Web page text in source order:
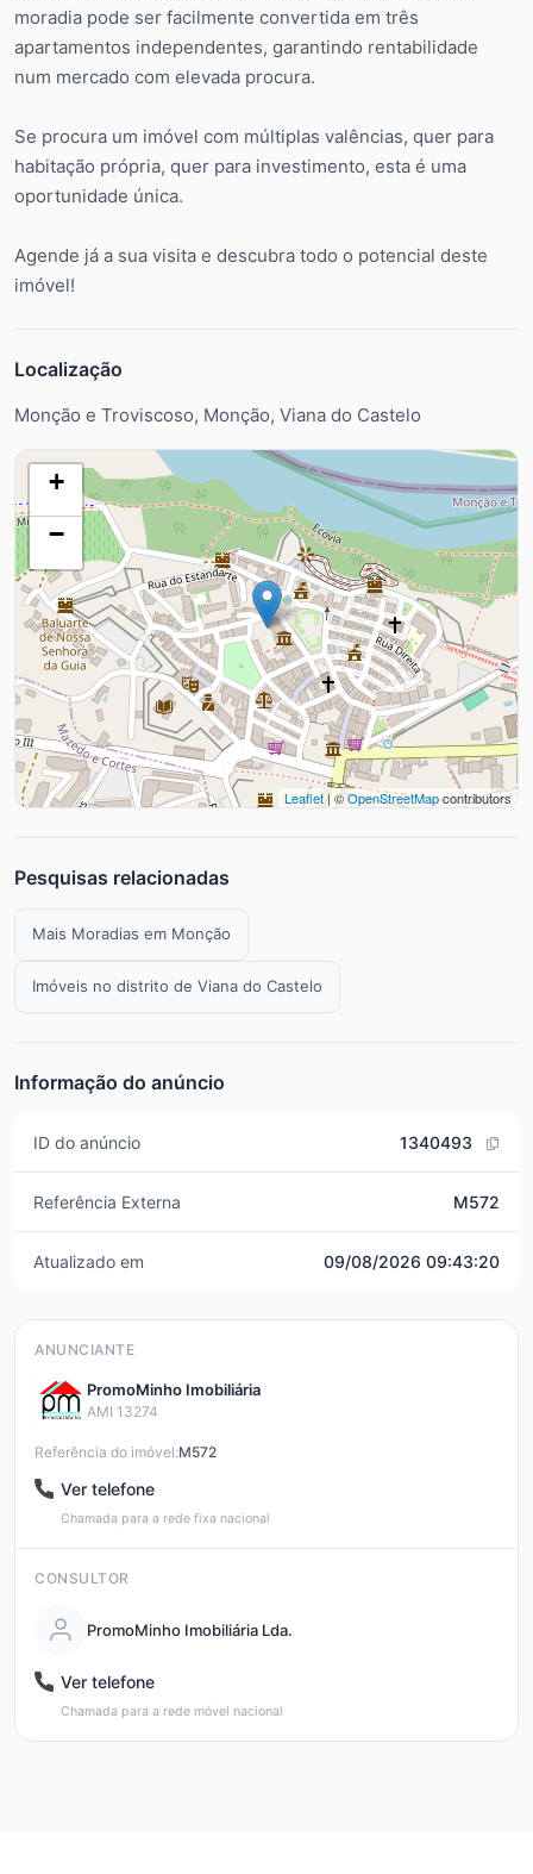
moradia pode ser facilmente convertida em três
apartamentos independentes, garantindo rentabilidade
num mercado com elevada procura.
Se procura um imóvel com múltiplas valências, quer para
habitação própria, quer para investimento, esta é uma
oportunidade única.
Agende já a sua visita e descubra todo o potencial deste
imóvel!
Localização
Monção e Troviscoso, Monção, Viana do Castelo
+
−
Leaflet| ©OpenStreetMapcontributors
Pesquisas relacionadas
Mais Moradias em Monção
Imóveis no distrito de Viana do Castelo
Informação do anúncio
ID do anúncio 1340493
Referência Externa M572
Atualizado em 09/08/2026 09:43:20
ANUNCIANTE
PromoMinho Imobiliária
AMI 13274
Referência do imóvel:M572
Ver telefone
Chamada para a rede fixa nacional
CONSULTOR
PromoMinho Imobiliária Lda.
Ver telefone
Chamada para a rede móvel nacional